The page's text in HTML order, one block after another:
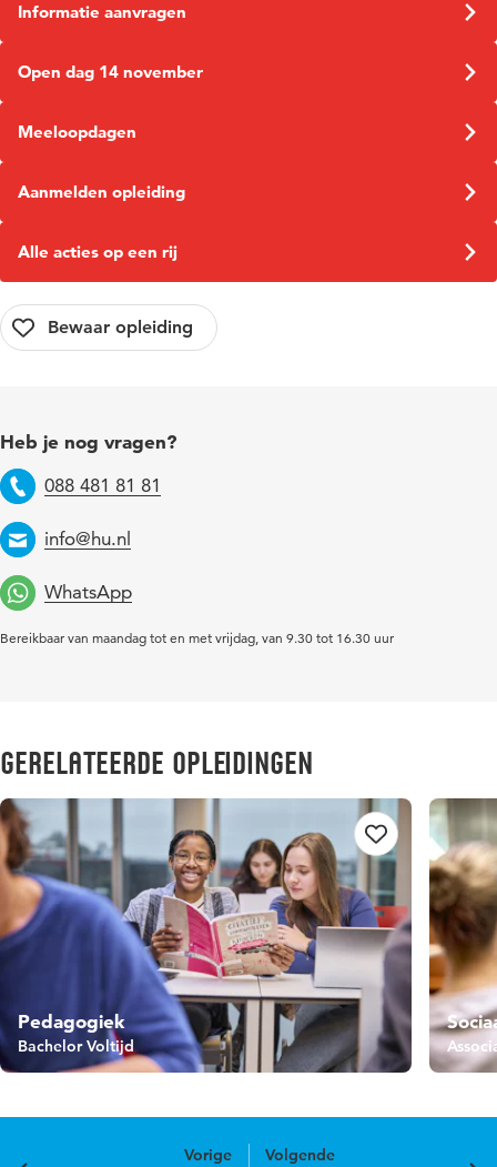
Informatie aanvragen
Open dag 14 november
Meeloopdagen
Aanmelden opleiding
Alle acties op een rij
Heb je nog vragen?
Telefoon
088 481 81 81
Email
info@hu.nl
WhatsApp
Bereikbaar van maandag tot en met vrijdag, van 9.30 tot 16.30 uur
Gerelateerde opleidingen
Pedagogiek
Bachelor Voltijd
Vorige Volgende